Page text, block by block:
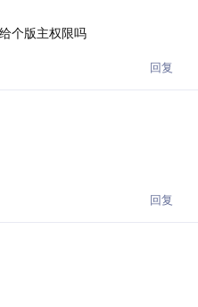
个版主权限吗
回复
回复